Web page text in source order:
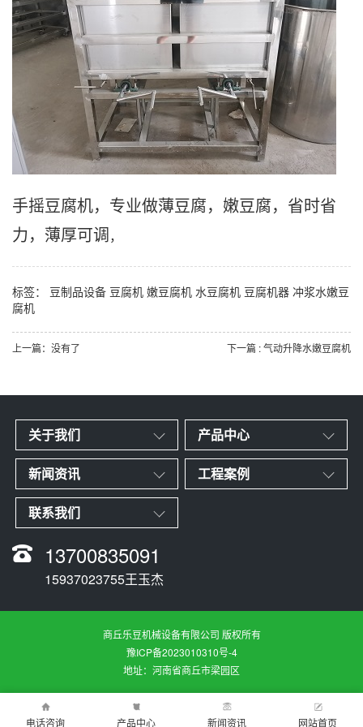
手摇豆腐机，专业做薄豆腐，嫩豆腐，省时省
力，薄厚可调 ，
标签： 豆制品设备 豆腐机 嫩豆腐机 水豆腐机 豆腐机器 冲浆水嫩豆
腐机
上一篇：没有了 下一篇 : 气动升降水嫩豆腐机
关于我们 产品中心
新闻资讯 工程案例
联系我们
13700835091
15937023755王玉杰
商丘乐豆机械设备有限公司 版权所有
豫ICP备2023010310号-4
地址：河南省商丘市梁园区
电话咨询 产品中心 新闻资讯 网站首页